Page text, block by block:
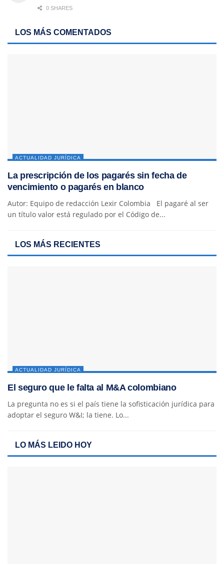
0 SHARES
LOS MÁS COMENTADOS
ACTUALIDAD JURÍDICA
La prescripción de los pagarés sin fecha de
vencimiento o pagarés en blanco
Autor: Equipo de redacción Lexir Colombia El pagaré al ser
un título valor está regulado por el Código de...
LOS MÁS RECIENTES
ACTUALIDAD JURÍDICA
El seguro que le falta al M&A colombiano
La pregunta no es si el país tiene la sofisticación jurídica para
adoptar el seguro W&I; la tiene. Lo...
LO MÁS LEIDO HOY